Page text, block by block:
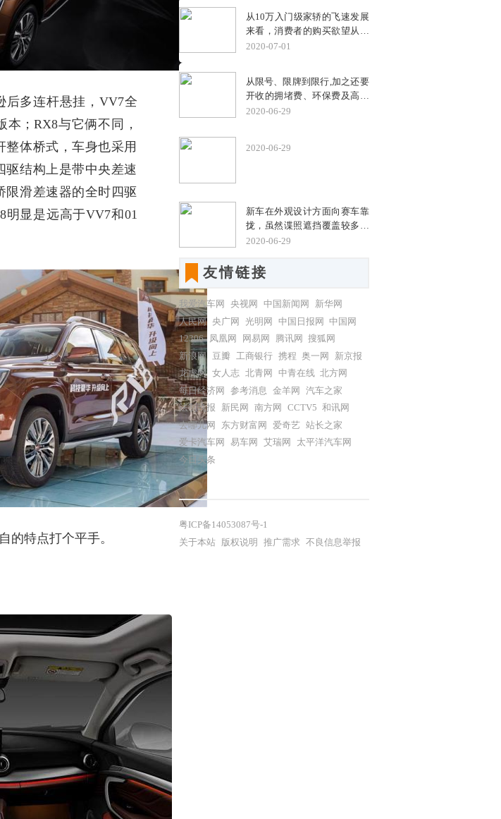
多连杆悬挂， VV7全
本；RX8与它俩不同，
整体桥式，车身也采用
驱结构上是带中央差速
限滑差速器的全时四驱
明显是远高于VV7和01
的特点打个平手。
握方向盘，享受驾乘的乐趣。
亲子同行，当然要选择一辆安
全系数更高、更宽敞舒适的座
的典范，福特福睿斯已经成为
中国普通家庭幸福出行的部
分，凭借大气时尚的外观设
出游保驾护航。
从10万入门级家轿的飞速发展
来看，消费者的购买欲望从原
先最早的只要一辆车有四个轮
而，10万元的区间消费者更愿
意选择合资品牌，毕竟在技
术、做工上更有优势，保有量
长安福特福睿斯就是其中之
10万入门级家轿到底有什么魅
力呢？
2020-07-01
从限号、限牌到限行,加之还要
开收的拥堵费、环保费及高额
停车费,估计以后套在传统汽油
无芳草。这不,越来越多消费者
施的完善程度,电池技术的发展,
以及购车成本等因素,插电混动
车型成了不少消费者的第一选
车型多以
2020-06-29
2020-06-29
新车在外观设计方面向赛车靠
拢，虽然谍照遮挡覆盖较多，
但也能看到大面积不规则的进
的车灯造型、内部上扬的LED
灯带点缀、黑色的LOGO，极
得其看上去更激进。侧面造型
更为动感，尾部配备了主动式
可升降扰流板，进一步提升整
车的空气动力学性能，排气则
采用了双边共四出式布局。
2020-06-29
友情链接
我爱汽车网 央视网 中国新闻网
新华网
人民网 央广网 光明网 中国日报网 中国网
12306 凤凰网 网易网 腾讯网
搜狐网
新浪网 豆瓣 工商银行 携程 奥一网
新京报
龙虎网 女人志 北青网 中青在线 北方网
每日经济网
参考消息 金羊网
汽车之家
法制晚报
新民网 南方网 CCTV5 和讯网
去哪儿网
东方财富网 爱奇艺 站长之家
爱卡汽车网
易车网 艾瑞网
太平洋汽车网
今日头条
粤ICP备14053087号-1
关于本站 版权说明 推广需求 不良信息举报